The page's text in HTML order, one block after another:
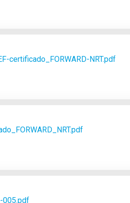
certificado_FORWARD-NRT.pdf
005.pdf